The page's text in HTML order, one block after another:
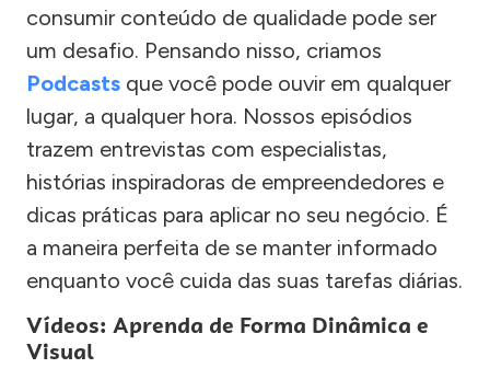
consumir conteúdo de qualidade pode ser
um desafio. Pensando nisso, criamos
Podcasts que você pode ouvir em qualquer
lugar, a qualquer hora. Nossos episódios
trazem entrevistas com especialistas,
histórias inspiradoras de empreendedores e
dicas práticas para aplicar no seu negócio. É
a maneira perfeita de se manter informado
enquanto você cuida das suas tarefas diárias.
Vídeos: Aprenda de Forma Dinâmica e
Visual